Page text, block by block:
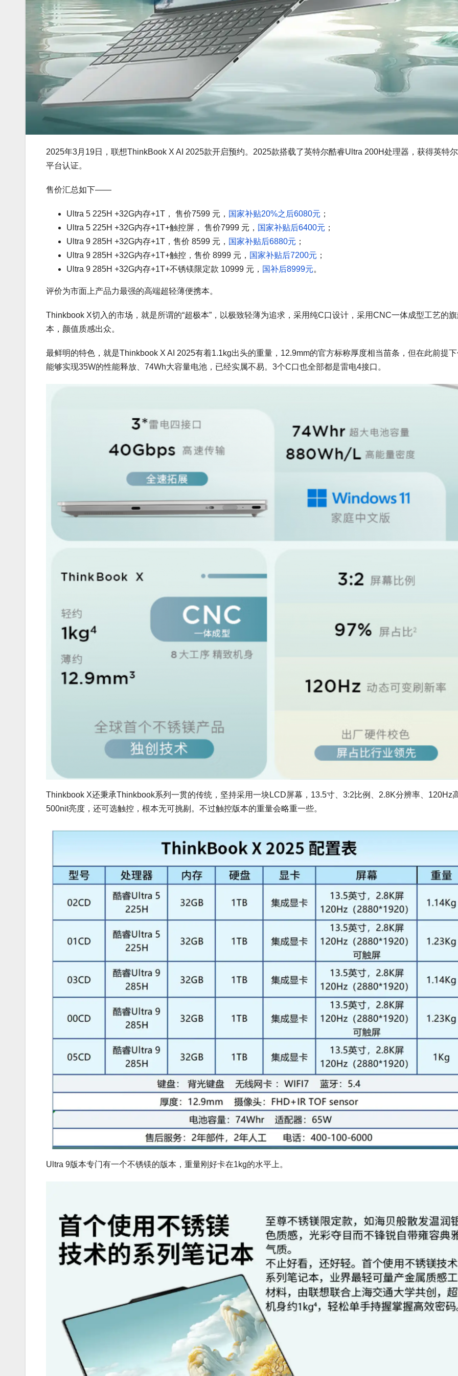
2025年3月19日，联想ThinkBook X AI 2025款开启预约。2025款搭载了英特尔酷睿Ultra 200H处理器，获得英特
平台认证。
售价汇总如下——
Ultra 5 225H +32G内存+1T， 售价7599 元， 国家补贴20%之后6080元 ；
Ultra 5 225H +32G内存+1T+触控屏， 售价7999 元， 国家补贴后6400元 ；
Ultra 9 285H +32G内存+1T，售价 8599 元， 国家补贴后6880元 ；
Ultra 9 285H +32G内存+1T+触控，售价 8999 元， 国家补贴后7200元 ；
Ultra 9 285H +32G内存+1T+不锈镁限定款 10999 元， 国补后8999元。
评价为市面上产品力最强的高端超轻薄便携本。
Thinkbook X切入的市场，就是所谓的“超极本”，以极致轻薄为追求，采用纯C口设计，采用CNC一体成型工艺的
本，颜值质感出众。
最鲜明的特色，就是Thinkbook X AI 2025有着1.1kg出头的重量，12.9mm的官方标称厚度相当苗条，但在此前提
能够实现35W的性能释放、74Wh大容量电池，已经实属不易。3个C口也全部都是雷电4接口。
Thinkbook X还秉承Thinkbook系列一贯的传统，坚持采用一块LCD屏幕，13.5寸、3:2比例、2.8K分辨率、120Hz
500nit亮度，还可选触控，根本无可挑剔。不过触控版本的重量会略重一些。
Ultra 9版本专门有一个不锈镁的版本，重量刚好卡在1kg的水平上。